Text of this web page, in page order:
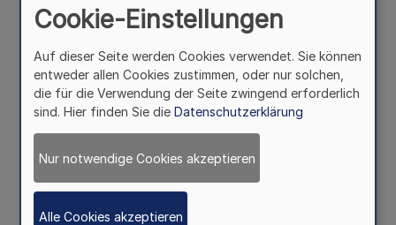
- die Legehennen in Käfigen oder Batterien,
- die Kälber oder Schweine ausschließlich auf perforierten
Böden gehalten werden, oder
- Zuchtsauen angebunden sind.
entsprechenden Verordnungen nicht eingehalten werden.
Als Vorbild-Betrieb wird nicht prämiiert, wenn neben dem
zu prämiierenden Haltungssystem in anderen Bereichen
Cookie-Einstellungen
Auf dieser Seite werden Cookies verwendet. Sie können
entweder allen Cookies zustimmen, oder nur solchen,
die für die Verwendung der Seite zwingend erforderlich
sind. Hier finden Sie die Datenschutzerklärung
Nur notwendige Cookies akzeptieren
Alle Cookies akzeptieren